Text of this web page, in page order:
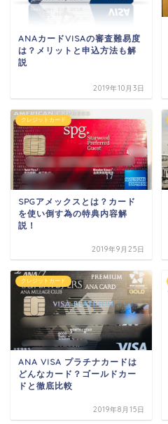
ANAカードVISAの審査難易度
は？メリットと申込方法も解
説
2019年10月3日
クレジットカード
SPGアメックスとは？カード
を使い倒す為の特典内容解
説！
2019年9月25日
クレジットカード
ANA VISA プラチナカードは
どんなカード？ゴールドカー
ドと徹底比較
2019年8月15日